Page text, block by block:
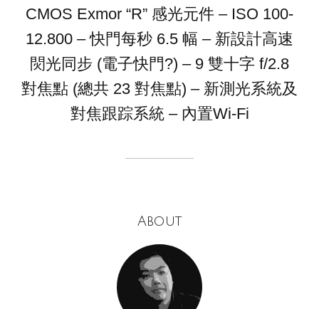
CMOS Exmor “R” 感光元件 – ISO 100-
12.800 – 快門每秒 6.5 幅 – 新設計高速
焛光同步 (電子快門?) – 9 雙十字 f/2.8
對焦點 (總共 23 對焦點) – 新測光系統及
對焦跟踪系統 – 內置Wi-Fi
About